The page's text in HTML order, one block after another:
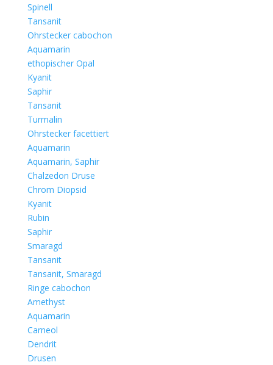
Spinell
Tansanit
Ohrstecker cabochon
Aquamarin
ethopischer Opal
Kyanit
Saphir
Tansanit
Turmalin
Ohrstecker facettiert
Aquamarin
Aquamarin, Saphir
Chalzedon Druse
Chrom Diopsid
Kyanit
Rubin
Saphir
Smaragd
Tansanit
Tansanit, Smaragd
Ringe cabochon
Amethyst
Aquamarin
Carneol
Dendrit
Drusen